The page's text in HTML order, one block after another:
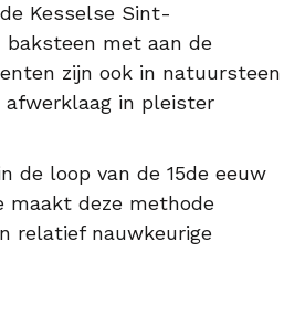
Kesselse Sint-
baksteen met aan de
zijn ook in natuursteen
afwerklaag in pleister
de loop van de 15de eeuw
maakt deze methode
relatief nauwkeurige